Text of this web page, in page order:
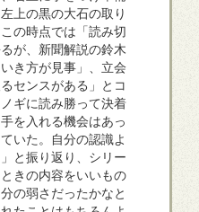
上の黒の大石の取り
の時点では「読み切
が、新聞解説の鈴木
き方が見事」、立会
センスがある」とコ
ギに読み勝って決着
を入れる機会はあっ
いた。自分の認識よ
と振り返り、シリー
きの内容をいいもの
の弱さだったかなと